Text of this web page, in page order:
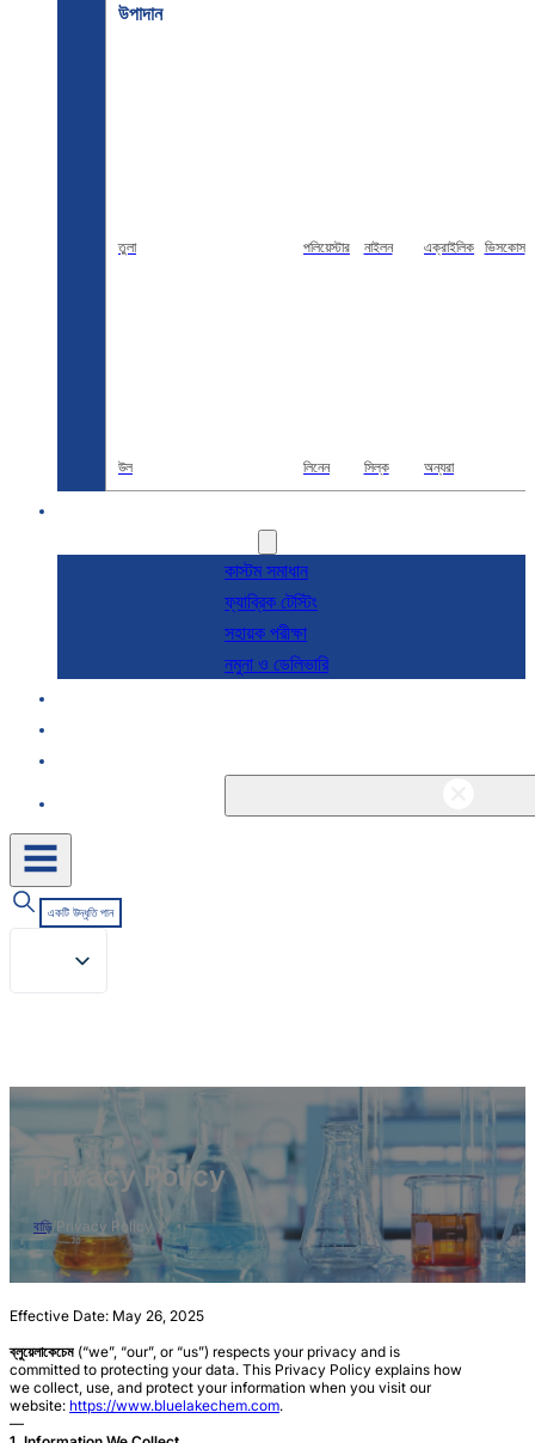
উপাদান
তুলা পলিয়েস্টার নাইলন এক্রাইলিক ভিসকোস
উল লিনেন সিল্ক অন্যরা
কাস্টম সমাধান
ফ্যাব্রিক টেস্টিং
সহায়ক পরীক্ষা
নমুনা ও ডেলিভারি
একটি উদ্ধৃতি পান
Privacy Policy
বাড়ি/Privacy Policy
Effective Date: May 26, 2025
ব্লুয়েলাকেচেম (“we”, “our”, or “us”) respects your privacy and is
committed to protecting your data. This Privacy Policy explains how
we collect, use, and protect your information when you visit our
website: https://www.bluelakechem.com.
—